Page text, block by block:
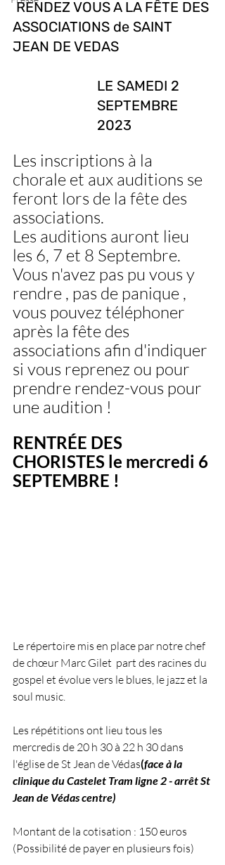
RENDEZ VOUS A LA FÊTE DES
ASSOCIATIONS de SAINT
JEAN DE VEDAS
LE SAMEDI 2
SEPTEMBRE
2023
Les inscriptions à la
chorale et aux auditions se
feront lors de la fête des
associations.
Les auditions auront lieu
les 6, 7 et 8 Septembre.
Vous n'avez pas pu vous y
rendre , pas de panique ,
vous pouvez téléphoner
après la fête des
associations afin d'indiquer
si vous reprenez ou pour
prendre rendez-vous pour
une audition !
RENTRÉE DES
CHORISTES le mercredi 6
SEPTEMBRE !
Le répertoire mis en place par notre chef
de chœur Marc Gilet  part des racines du
gospel et évolue vers le blues, le jazz et la
soul music.
Les répétitions ont lieu tous les
mercredis de 20 h 30 à 22 h 30 dans
l'église de St Jean de Védas(face à la
clinique du Castelet Tram ligne 2 - arrêt St
Jean de Védas centre)
Montant de la cotisation : 150 euros
(Possibilité de payer en plusieurs fois)